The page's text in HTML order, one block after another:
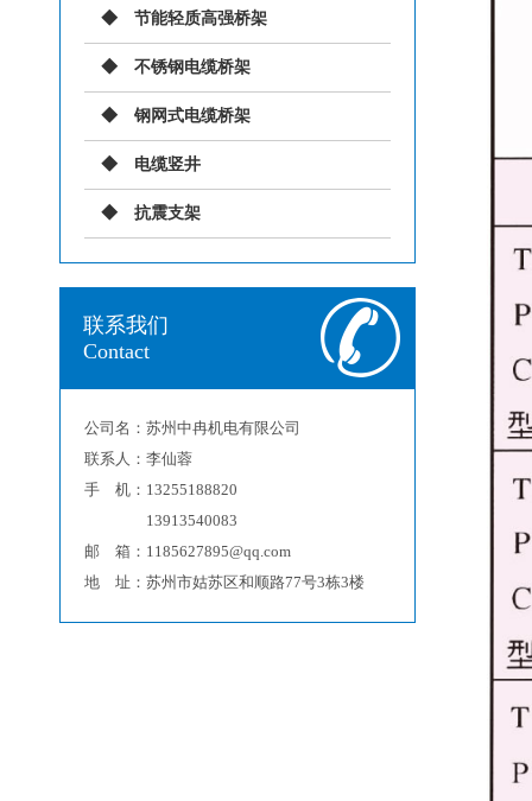
节能轻质高强桥架
不锈钢电缆桥架
钢网式电缆桥架
电缆竖井
抗震支架
联系我们
Contact
公司名：苏州中冉机电有限公司
联系人：李仙蓉
手 机：13255188820
13913540083
邮 箱：1185627895@qq.com
地 址：苏州市姑苏区和顺路77号3栋3楼